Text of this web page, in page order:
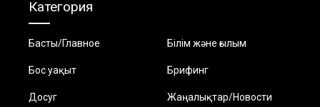
Категория
Басты/Главное Білім және ғылым
Бос уақыт Брифинг
Досуг Жаңалықтар/Новости